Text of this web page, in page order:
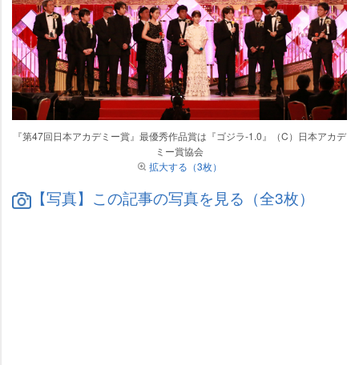
『第47回日本アカデミー賞』最優秀作品賞は『ゴジラ-1.0』（C）日本アカデ
ミー賞協会
拡大する（3枚）
【写真】この記事の写真を見る（全3枚）